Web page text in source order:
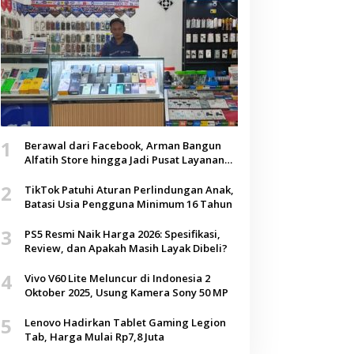
1
Berawal dari Facebook, Arman Bangun
Alfatih Store hingga Jadi Pusat Layanan
2
TikTok Patuhi Aturan Perlindungan Anak,
Batasi Usia Pengguna Minimum 16 Tahun
3
PS5 Resmi Naik Harga 2026: Spesifikasi,
Review, dan Apakah Masih Layak Dibeli?
4
Vivo V60 Lite Meluncur di Indonesia 2
Oktober 2025, Usung Kamera Sony 50 MP
5
Lenovo Hadirkan Tablet Gaming Legion
Tab, Harga Mulai Rp7,8 Juta